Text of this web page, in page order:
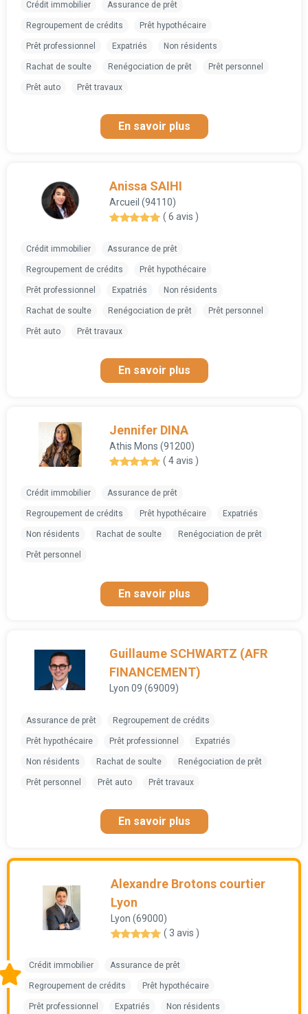
Crédit immobilier Assurance de prêt
Regroupement de crédits Prêt hypothécaire
Prêt professionnel Expatriés Non résidents
Rachat de soulte Renégociation de prêt Prêt personnel
Prêt auto Prêt travaux
En savoir plus
Anissa SAIHI
Arcueil (94110)
( 6 avis )
Crédit immobilier Assurance de prêt
Regroupement de crédits Prêt hypothécaire
Prêt professionnel Expatriés Non résidents
Rachat de soulte Renégociation de prêt Prêt personnel
Prêt auto Prêt travaux
En savoir plus
Jennifer DINA
Athis Mons (91200)
( 4 avis )
Crédit immobilier Assurance de prêt
Regroupement de crédits Prêt hypothécaire Expatriés
Non résidents Rachat de soulte Renégociation de prêt
Prêt personnel
En savoir plus
Guillaume SCHWARTZ (AFR
FINANCEMENT)
Lyon 09 (69009)
Assurance de prêt Regroupement de crédits
Prêt hypothécaire Prêt professionnel Expatriés
Non résidents Rachat de soulte Renégociation de prêt
Prêt personnel Prêt auto Prêt travaux
En savoir plus
Alexandre Brotons courtier
Lyon
Lyon (69000)
( 3 avis )
Crédit immobilier Assurance de prêt
Regroupement de crédits Prêt hypothécaire
Prêt professionnel Expatriés Non résidents